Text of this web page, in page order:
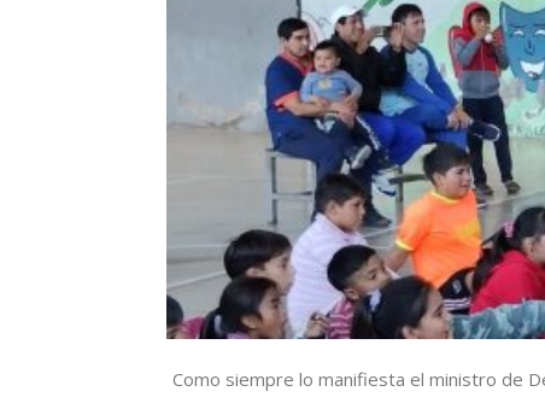
Como siempre lo manifiesta el ministro de